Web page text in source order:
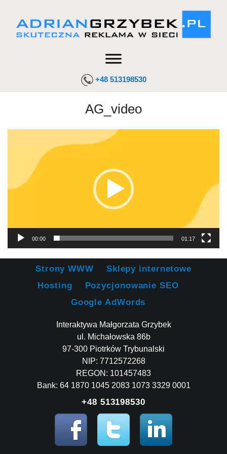
+48 513198530
AG_video
00:00 01:17
Strony WWW
Sklepy internetowe
Hosting
Pozycjonowanie SEO
Google AdWords
Interaktywa Małgorzata Grzybek
ul. Michałowska 86b
97-300 Piotrków Trybunalski
NIP: 7712572268
REGON: 101457483
Bank: 64 1870 1045 2083 1073 3329 0001
+48 513198530